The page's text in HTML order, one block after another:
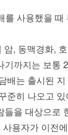
를 사용했을
암, 동맥경화,
기까지는 보통
배는 출시된
준히 나오고
들을 대상으로
용자가 이전